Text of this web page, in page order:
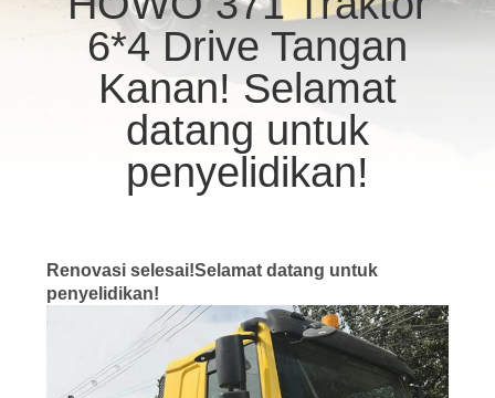
PERMINTAAN
PENAWARAN
SITEMAP
PRIVASI
6*4 Drive Tangan
Kanan! Selamat
datang untuk
penyelidikan!
Renovasi selesai!Selamat datang untuk
penyelidikan!